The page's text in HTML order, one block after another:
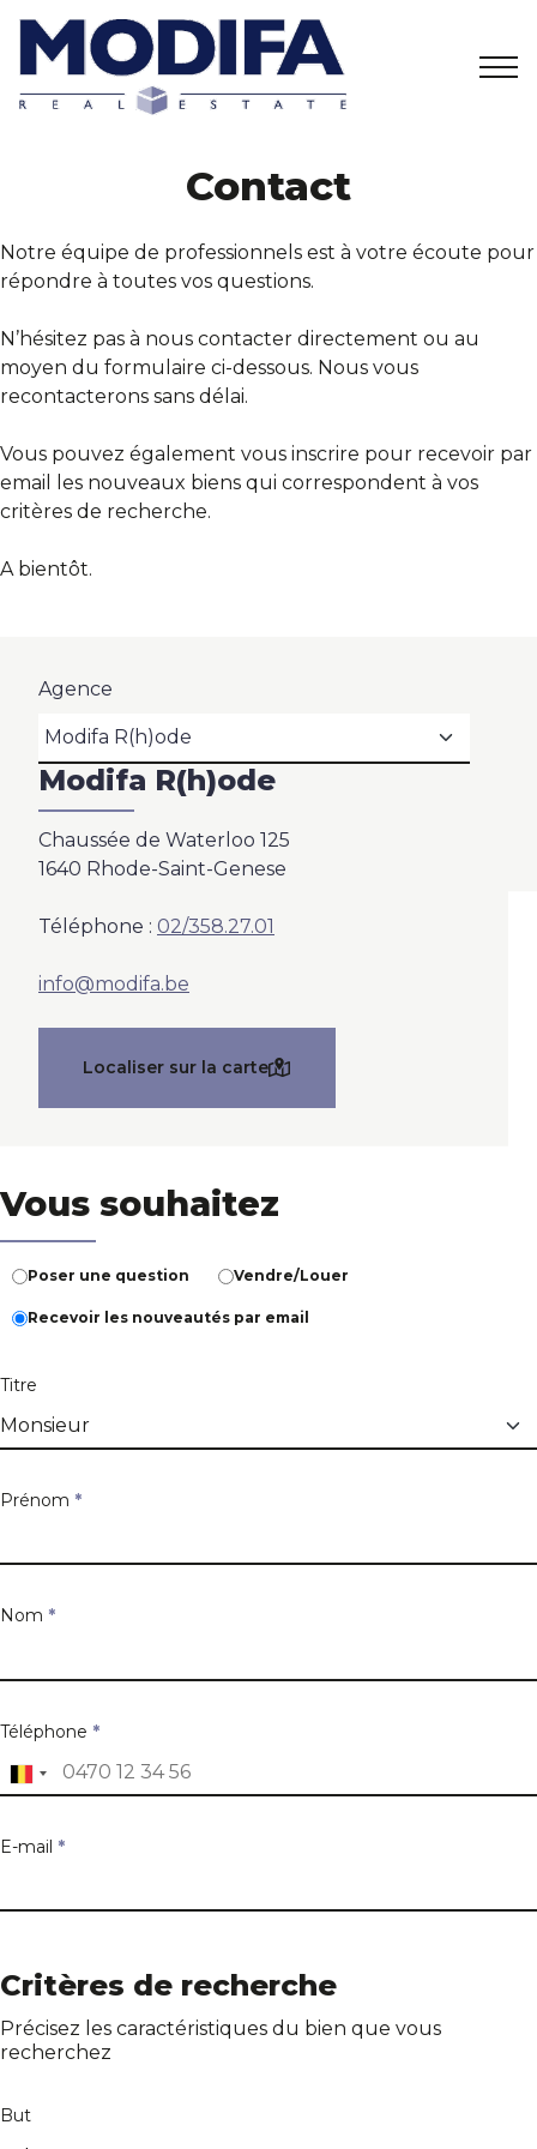
Estimation
A louer
Projets
Contact
Blog
02/358 27 01
Contact
Notre équipe de professionnels est à votre écoute pour
répondre à toutes vos questions.
N’hésitez pas à nous contacter directement ou au
moyen du formulaire ci-dessous. Nous vous
recontacterons sans délai.
Vous pouvez également vous inscrire pour recevoir par
email les nouveaux biens qui correspondent à vos
critères de recherche.
A bientôt.
Agence
Modifa R(h)ode
Chaussée de Waterloo 125
1640 Rhode-Saint-Genese
Téléphone : 02/358.27.01
info@modifa.be
Localiser sur la carte
Vous souhaitez
Poser une question Vendre/Louer
Recevoir les nouveautés par email
Titre
Prénom *
Nom *
Téléphone *
E-mail *
Adresse du bien
Adresse
Critères de recherche
Précisez les caractéristiques du bien que vous
recherchez
But